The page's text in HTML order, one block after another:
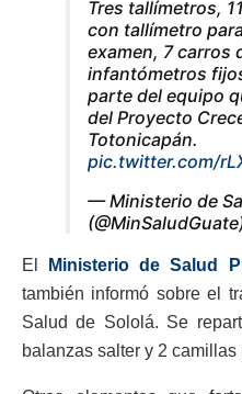
Tres tallímetros,
con tallímetro
examen, 7 carros
infantómetros
parte del equipo
del Proyecto
Totonicapán.
pic.twitter.com/
— Ministerio de
El
Ministerio de Salud
también informó sobre el
Salud de Sololá. Se
balanzas salter y 2 camillas